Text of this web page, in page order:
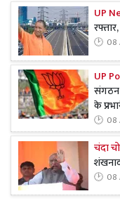
UP
08
UP
संगठन
के
08
चंदा
08